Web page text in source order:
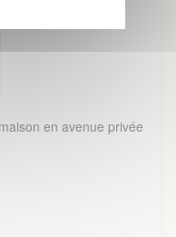
en avenue privée